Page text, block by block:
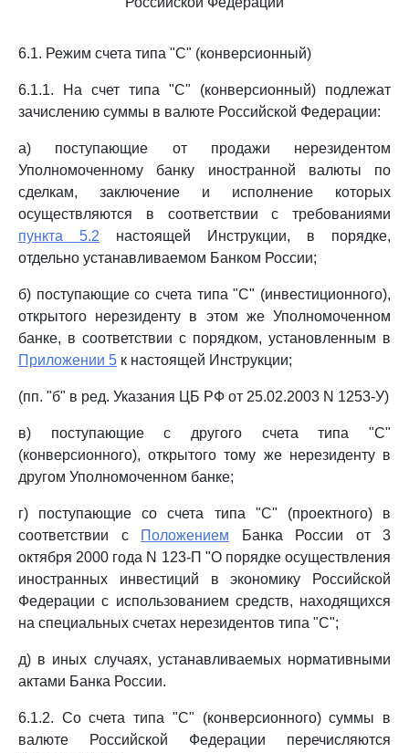
6.1. Режим счета типа "С" (конверсионный)
6.1.1. На счет типа "С" (конверсионный) подлежат
зачислению суммы в валюте Российской Федерации:
а) поступающие от продажи нерезидентом
Уполномоченному банку иностранной валюты по
сделкам, заключение и исполнение которых
осуществляются в соответствии с требованиями
пункта 5.2 настоящей Инструкции, в порядке,
отдельно устанавливаемом Банком России;
б) поступающие со счета типа "С" (инвестиционного),
открытого нерезиденту в этом же Уполномоченном
банке, в соответствии с порядком, установленным в
Приложении 5 к настоящей Инструкции;
(пп. "б" в ред. Указания ЦБ РФ от 25.02.2003 N 1253-У)
в) поступающие с другого счета типа "С"
(конверсионного), открытого тому же нерезиденту в
другом Уполномоченном банке;
г) поступающие со счета типа "С" (проектного) в
соответствии с
Положением Банка России от 3
октября 2000 года N 123-П "О порядке осуществления
иностранных инвестиций в экономику Российской
Федерации с использованием средств, находящихся
на специальных счетах нерезидентов типа "С";
д) в иных случаях, устанавливаемых нормативными
актами Банка России.
6.1.2. Со счета типа "С" (конверсионного) суммы в
валюте Российской Федерации перечисляются